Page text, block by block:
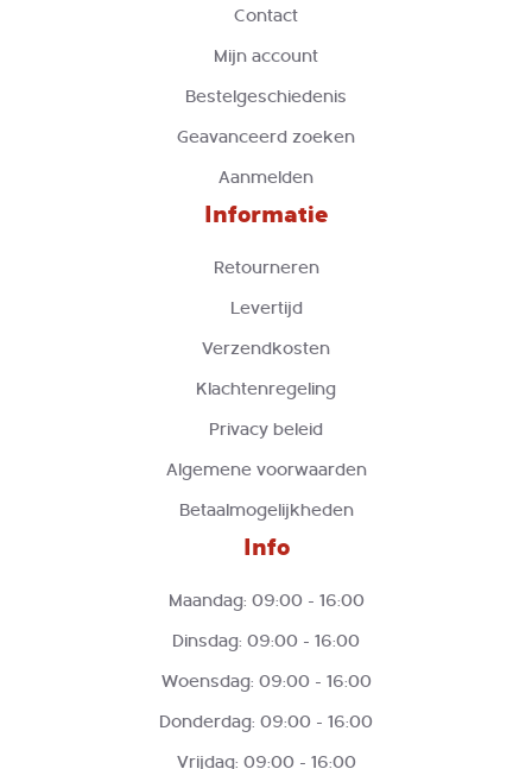
Contact
Mijn account
Bestelgeschiedenis
Geavanceerd zoeken
Aanmelden
Informatie
Retourneren
Levertijd
Verzendkosten
Klachtenregeling
Privacy beleid
Algemene voorwaarden
Betaalmogelijkheden
Info
Maandag: 09:00 - 16:00
Dinsdag: 09:00 - 16:00
Woensdag: 09:00 - 16:00
Donderdag: 09:00 - 16:00
Vrijdag: 09:00 - 16:00